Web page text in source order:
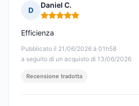
D
Daniel C.
Nota: 5 su 5
Pubblicato il 21/06/2026 à 01h58
a seguito di un acquisto di 13/06/2026
Efficienza
Recensione tradotta